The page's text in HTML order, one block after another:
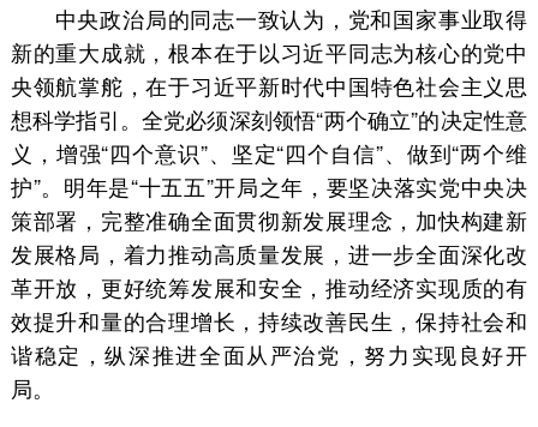
中央政治局的同志一致认为，党和国家事业取得
新的重大成就，根本在于以习近平同志为核心的党中
央领航掌舵，在于习近平新时代中国特色社会主义思
想科学指引。全党必须深刻领悟“两个确立”的决定性意
义，增强“四个意识”、坚定“四个自信”、做到“两个维
护”。明年是“十五五”开局之年，要坚决落实党中央决
策部署，完整准确全面贯彻新发展理念，加快构建新
发展格局，着力推动高质量发展，进一步全面深化改
革开放，更好统筹发展和安全，推动经济实现质的有
效提升和量的合理增长，持续改善民生，保持社会和
谐稳定，纵深推进全面从严治党，努力实现良好开
局。